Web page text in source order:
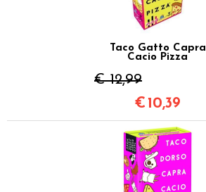
Taco Gatto Capra
Cacio Pizza
€ 12,99
€ 10,39